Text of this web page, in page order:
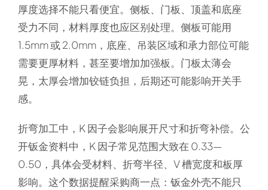
厚度选择不能只看便宜。侧板、门板、顶盖和底座
受力不同，材料厚度也应区别处理。侧板可能用
1.5mm 或 2.0mm，底座、吊装区域和承力部位可能
需要更厚材料，甚至要增加加强板。门板太薄会
晃，太厚会增加铰链负担，后期还可能影响开关手
感。
折弯加工中，K 因子会影响展开尺寸和折弯补偿。公
开钣金资料中，K 因子常见范围大致在 0.33—
0.50，具体会受材料、折弯半径、V 槽宽度和板厚
影响。这个数据提醒采购商一点：钣金外壳不能只